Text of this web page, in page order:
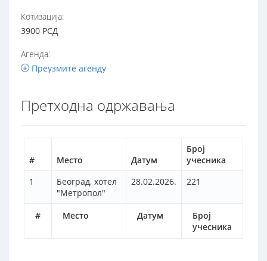
Котизација:
3900 РСД
Агенда:
Преузмите агенду
Претходна одржавања
# Место Датум
Број
учесника
# Место Датум
Број
учесника
1
Београд, хотел
"Метропол"
28.02.2026. 221